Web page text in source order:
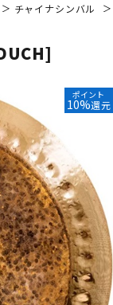
ギ/エレアコ
レレ
カッション
ピアノ
チャイナシンバル
ポイント
10%還元